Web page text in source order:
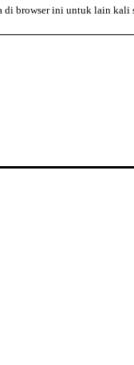
di browser ini untuk lain kali